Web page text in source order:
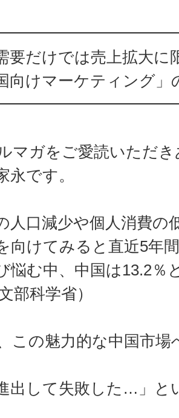
要だけでは売上拡大に
マーケティング」
マガをご愛読いただ
です。
人口減少や個人消費の
向けてみると直近5年
悩む中、中国は13.2％
科学省）
この魅力的な中国市場
出して失敗した…」と